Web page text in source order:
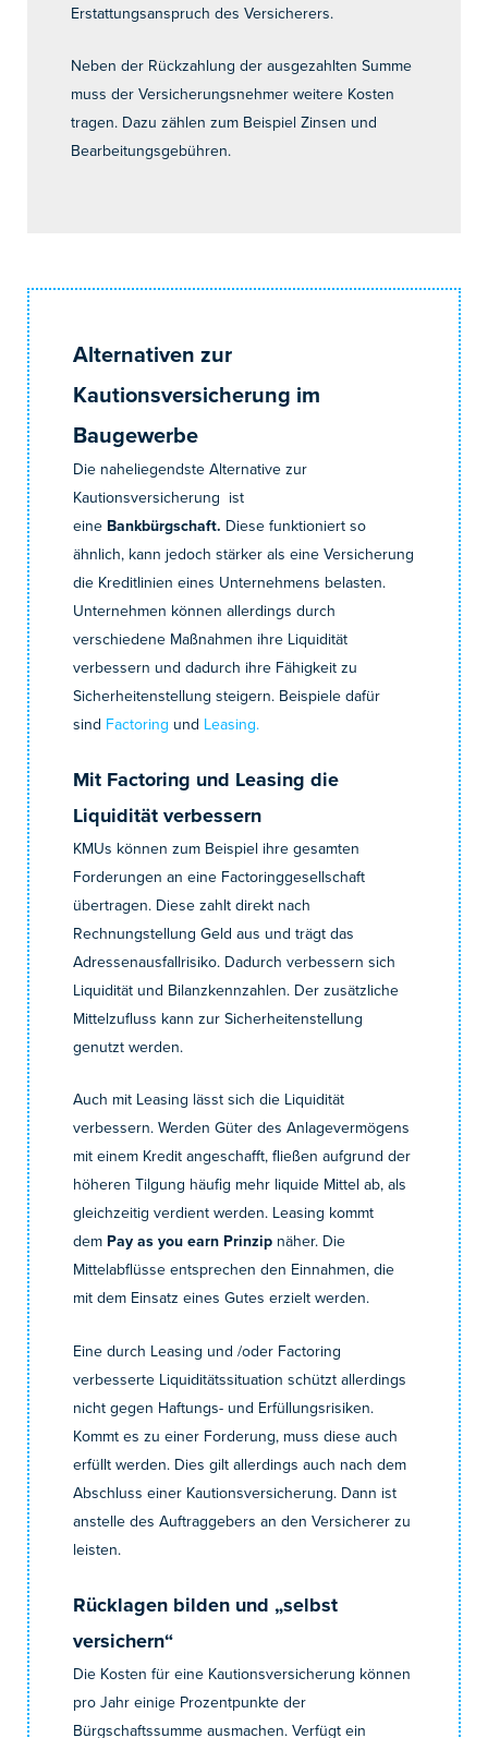
Erstattungsanspruch des Versicherers.
Neben der Rückzahlung der ausgezahlten Summe
muss der Versicherungsnehmer weitere Kosten
tragen. Dazu zählen zum Beispiel Zinsen und
Bearbeitungsgebühren.
Alternativen zur
Kautionsversicherung im
Baugewerbe
Die naheliegendste Alternative zur
Kautionsversicherung ist
eine Bankbürgschaft. Diese funktioniert so
ähnlich, kann jedoch stärker als eine Versicherung
die Kreditlinien eines Unternehmens belasten.
Unternehmen können allerdings durch
verschiedene Maßnahmen ihre Liquidität
verbessern und dadurch ihre Fähigkeit zu
Sicherheitenstellung steigern. Beispiele dafür
sind Factoring und Leasing.
Mit Factoring und Leasing die
Liquidität verbessern
KMUs können zum Beispiel ihre gesamten
Forderungen an eine Factoringgesellschaft
übertragen. Diese zahlt direkt nach
Rechnungstellung Geld aus und trägt das
Adressenausfallrisiko. Dadurch verbessern sich
Liquidität und Bilanzkennzahlen. Der zusätzliche
Mittelzufluss kann zur Sicherheitenstellung
genutzt werden.
Auch mit Leasing lässt sich die Liquidität
verbessern. Werden Güter des Anlagevermögens
mit einem Kredit angeschafft, fließen aufgrund der
höheren Tilgung häufig mehr liquide Mittel ab, als
gleichzeitig verdient werden. Leasing kommt
dem Pay as you earn Prinzip näher. Die
Mittelabflüsse entsprechen den Einnahmen, die
mit dem Einsatz eines Gutes erzielt werden.
Eine durch Leasing und /oder Factoring
verbesserte Liquiditätssituation schützt allerdings
nicht gegen Haftungs- und Erfüllungsrisiken.
Kommt es zu einer Forderung, muss diese auch
erfüllt werden. Dies gilt allerdings auch nach dem
Abschluss einer Kautionsversicherung. Dann ist
anstelle des Auftraggebers an den Versicherer zu
leisten.
Rücklagen bilden und „selbst
versichern“
Die Kosten für eine Kautionsversicherung können
pro Jahr einige Prozentpunkte der
Bürgschaftssumme ausmachen. Verfügt ein